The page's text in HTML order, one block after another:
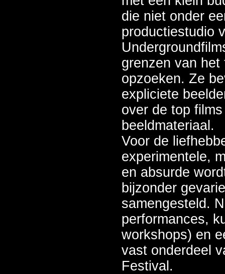
die niet onder
productiestudio
grenzen van het
opzoeken. Ze
expliciete
over de top
beeldmateriaal.
Voor de
experimentele,
en absurde
bijzonder
samengesteld.
performances,
workshops) en
vast onderdeel
Festival.